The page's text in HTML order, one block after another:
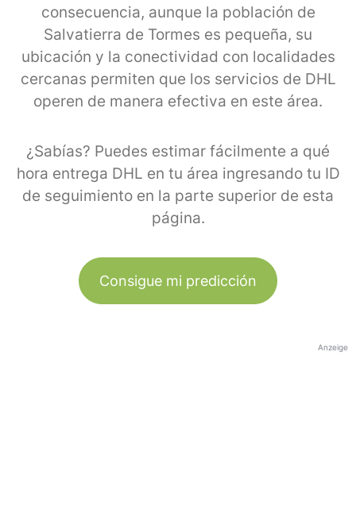
consecuencia, aunque la población de
Salvatierra de Tormes es pequeña, su
ubicación y la conectividad con localidades
cercanas permiten que los servicios de DHL
operen de manera efectiva en este área.
¿Sabías? Puedes estimar fácilmente a qué
hora entrega DHL en tu área ingresando tu ID
de seguimiento en la parte superior de esta
página.
Consigue mi predicción
Anzeige